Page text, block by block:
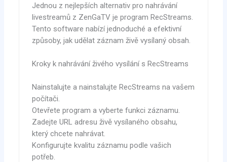
Jednou z nejlepších alternativ pro nahrávání
livestreamů z ZenGaTV je program RecStreams.
Tento software nabízí jednoduché a efektivní
způsoby, jak udělat záznam živě vysílaný obsah.
Kroky k nahrávání živého vysílání s RecStreams
Nainstalujte a nainstalujte RecStreams na vašem
počítači.
Otevřete program a vyberte funkci záznamu.
Zadejte URL adresu živě vysílaného obsahu,
který chcete nahrávat.
Konfigurujte kvalitu záznamu podle vašich
potřeb.